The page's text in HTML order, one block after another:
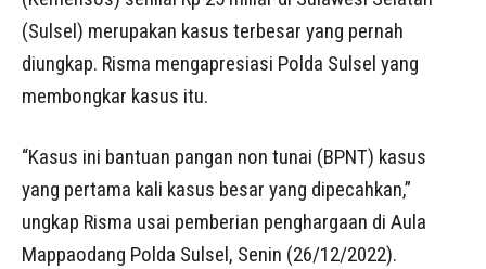
(Sulsel) merupakan kasus terbesar yang pernah
diungkap. Risma mengapresiasi Polda Sulsel yang
membongkar kasus itu.
“Kasus ini bantuan pangan non tunai (BPNT) kasus
yang pertama kali kasus besar yang dipecahkan,”
ungkap Risma usai pemberian penghargaan di Aula
Mappaodang Polda Sulsel, Senin (26/12/2022).